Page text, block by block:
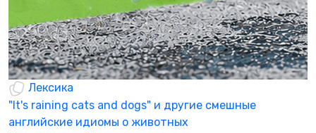
Лексика
"It's raining cats and dogs" и другие смешные
английские идиомы о животных